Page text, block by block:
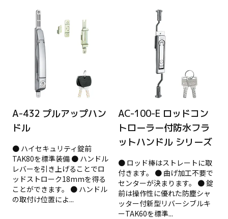
A-432 プルアップハン
ドル
● ハイセキュリティ錠前
TAK80を標準装備 ● ハンドル
レバーを引き上げることでロ
ッドストローク18mmを得る
ことができます。 ● ハンドル
の取付け位置によ...
AC-100-E ロッドコン
トローラー付防水フラ
ットハンドル シリーズ
● ロッド棒はストレートに取
付きます。 ● 曲げ加工不要で
センターが決まります。 ● 錠
前は操作性に優れた防塵シャ
ッター付新型リバーシブルキ
ーTAK60を標準...